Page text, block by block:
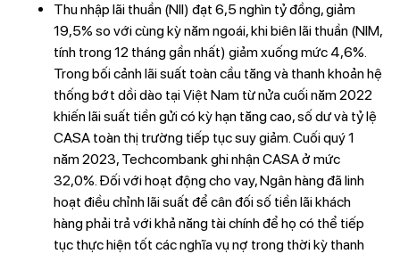
Thu nhập lãi thuần (NII) đạt 6,5 nghìn tỷ đồng, giảm
19,5% so với cùng kỳ năm ngoái, khi biên lãi thuần (NIM,
tính trong 12 tháng gần nhất) giảm xuống mức 4,6%.
Trong bối cảnh lãi suất toàn cầu tăng và thanh khoản hệ
thống bớt dồi dào tại Việt Nam từ nửa cuối năm 2022
khiến lãi suất tiền gửi có kỳ hạn tăng cao, số dư và tỷ lệ
CASA toàn thị trường tiếp tục suy giảm. Cuối quý 1
năm 2023, Techcombank ghi nhận CASA ở mức
32,0%. Đối với hoạt động cho vay, Ngân hàng đã linh
hoạt điều chỉnh lãi suất để cân đối số tiền lãi khách
hàng phải trả với khả năng tài chính để họ có thể tiếp
tục thực hiện tốt các nghĩa vụ nợ trong thời kỳ thanh